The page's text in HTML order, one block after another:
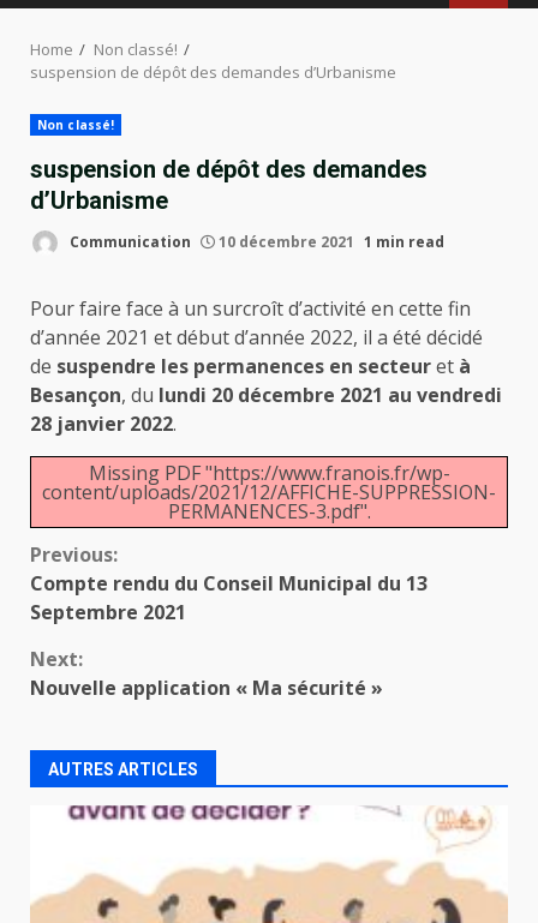
Home
Non classé!
suspension de dépôt des demandes d’Urbanisme
Non classé!
suspension de dépôt des demandes
d’Urbanisme
Communication 10 décembre 2021 1 min read
Pour faire face à un surcroît d’activité en cette fin
d’année 2021 et début d’année 2022, il a été décidé
de suspendre les permanences en secteuret à
Besançon, du lundi 20 décembre 2021 au vendredi
28 janvier 2022.
Missing PDF "https://www.franois.fr/wp-
content/uploads/2021/12/AFFICHE-SUPPRESSION-
PERMANENCES-3.pdf".
Continue
Reading
Previous:
Compte rendu du Conseil Municipal du 13
Septembre 2021
Next:
Nouvelle application « Ma sécurité »
AUTRES ARTICLES